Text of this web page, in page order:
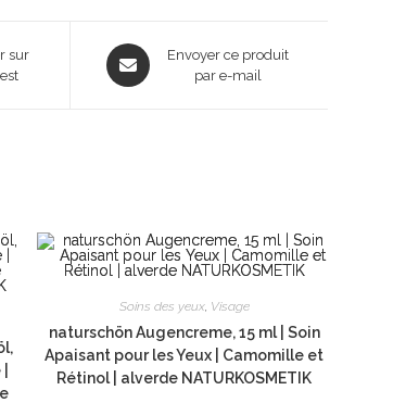
sur
Opens
in
Envoyer ce produit
par e-mail
Soins des yeux, Visage
naturschön Augencreme, 15 ml | Soin
Apaisant pour les Yeux | Camomille et
Rétinol | alverde NATURKOSMETIK